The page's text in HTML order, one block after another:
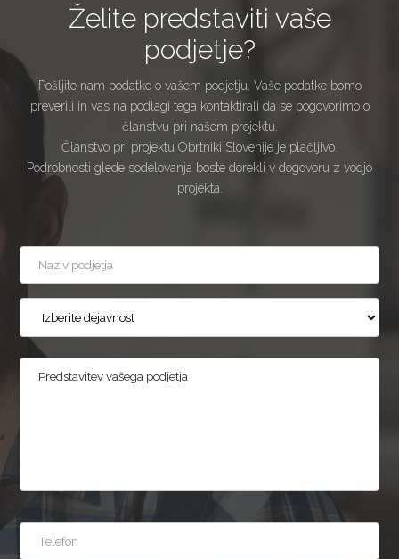
Želite predstaviti vaše
podjetje?
Pošljite nam podatke o vašem podjetju. Vaše podatke bomo
preverili in vas na podlagi tega kontaktirali da se pogovorimo o
članstvu pri našem projektu.
Članstvo pri projektu Obrtniki Slovenije je plačljivo.
Podrobnosti glede sodelovanja boste dorekli v dogovoru z vodjo
projekta.